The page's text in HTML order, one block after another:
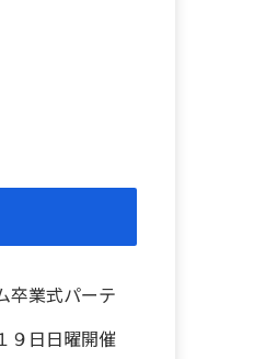
卒業式パーテ
９日日曜開催